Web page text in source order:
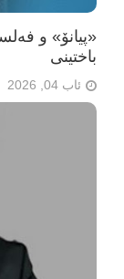
«پیانۆ» و
باختینی
ئاب 04, 2026